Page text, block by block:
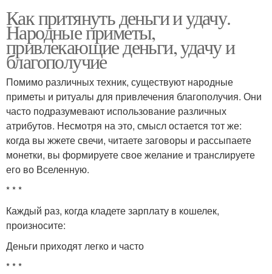
Как притянуть деньги и удачу.
Народные приметы,
привлекающие деньги, удачу и
благополучие
Помимо различных техник, существуют народные
приметы и ритуалы для привлечения благополучия. Они
часто подразумевают использование различных
атрибутов. Несмотря на это, смысл остается тот же:
когда вы жжете свечи, читаете заговоры и рассыпаете
монетки, вы формируете свое желание и транслируете
его во Вселенную.
* * *
Каждый раз, когда кладете зарплату в кошелек,
произносите:
Деньги приходят легко и часто
* * *